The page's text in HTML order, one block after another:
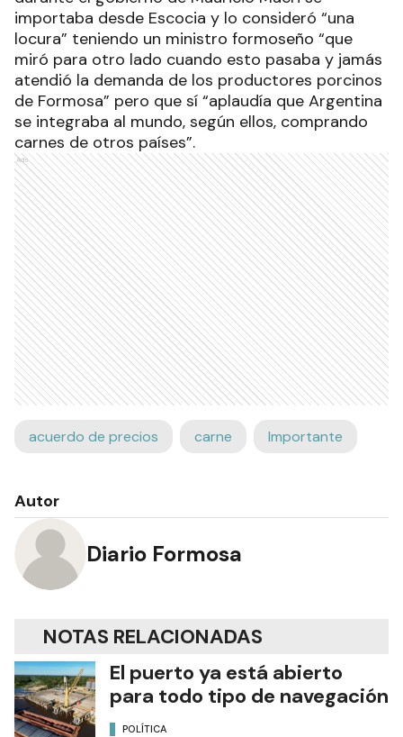
importaba desde Escocia y lo consideró “una
locura” teniendo un ministro formoseño “que
miró para otro lado cuando esto pasaba y jamás
atendió la demanda de los productores porcinos
de Formosa” pero que sí “aplaudía que Argentina
se integraba al mundo, según ellos, comprando
carnes de otros países”.
Ads
acuerdo de precios carne Importante
Autor
Diario Formosa
NOTAS RELACIONADAS
El puerto ya está abierto
para todo tipo de navegación
POLÍTICA